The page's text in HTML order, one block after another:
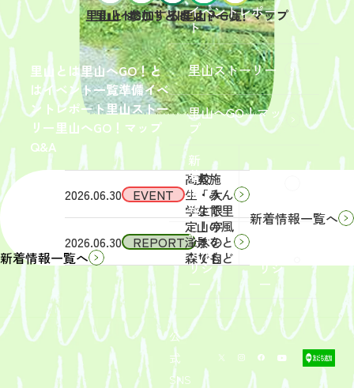
里山とは里山へGO！と
はイベント一覧準備イベ
ントレポート里山ストー
リー里山へGO！マップ
Q&A
イベントレポー
ト
里山ストーリー
里山へGO！マッ
プ
新
着
情
報
サイ
トポ
リシ
ー
リシ
ー
公
式
SNS
里山とは
里山へGO！とは
参加するには？
イベント一覧
里山へGO！マップ
新着情報一覧へ
2026.06.30 EVENT
2026年9
月19日
（土）
開催
「【東
京ポイ
ント対
象】中
学生・
高校
生・大
学生限
定！宇
津木の
森で自
然体
験！」
募集を
開始し
まし
2026.06.30 REPORT
2026年
6月13
（土）
実施
「みん
なで里
山の風
景をと
りもど
そ
う！」
活動レ
ポート
を掲載
しまし
た。
新着情報一覧へ